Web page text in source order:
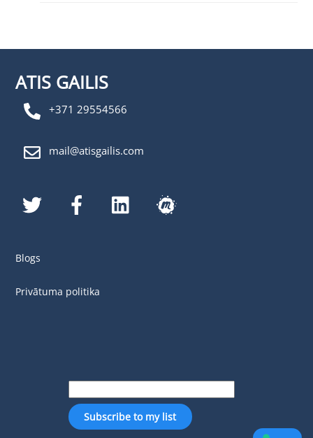
ATIS GAILIS
+371 29554566
mail@atisgailis.com
Twitter Facebook LinkedIn
Blogs
Privātuma politika